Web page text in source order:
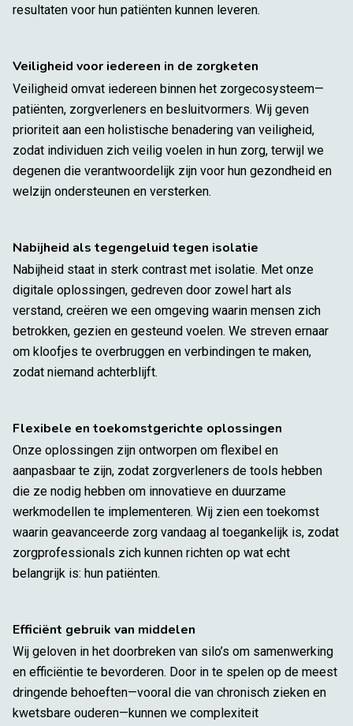
resultaten voor hun patiënten kunnen leveren.
Veiligheid voor iedereen in de zorgketen
Veiligheid omvat iedereen binnen het zorgecosysteem—
patiënten, zorgverleners en besluitvormers. Wij geven
prioriteit aan een holistische benadering van veiligheid,
zodat individuen zich veilig voelen in hun zorg, terwijl we
degenen die verantwoordelijk zijn voor hun gezondheid en
welzijn ondersteunen en versterken.
Nabijheid als tegengeluid tegen isolatie
Nabijheid staat in sterk contrast met isolatie. Met onze
digitale oplossingen, gedreven door zowel hart als
verstand, creëren we een omgeving waarin mensen zich
betrokken, gezien en gesteund voelen. We streven ernaar
om kloofjes te overbruggen en verbindingen te maken,
zodat niemand achterblijft.
Flexibele en toekomstgerichte oplossingen
Onze oplossingen zijn ontworpen om flexibel en
aanpasbaar te zijn, zodat zorgverleners de tools hebben
die ze nodig hebben om innovatieve en duurzame
werkmodellen te implementeren. Wij zien een toekomst
waarin geavanceerde zorg vandaag al toegankelijk is, zodat
zorgprofessionals zich kunnen richten op wat echt
belangrijk is: hun patiënten.
Efficiënt gebruik van middelen
Wij geloven in het doorbreken van silo’s om samenwerking
en efficiëntie te bevorderen. Door in te spelen op de meest
dringende behoeften—vooral die van chronisch zieken en
kwetsbare ouderen—kunnen we complexiteit